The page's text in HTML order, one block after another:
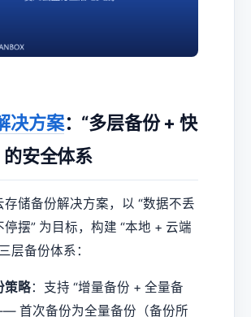
决方案：“多层备份 + 快
的安全体系
存储备份解决方案，以 “数据不丢
摆” 为目标，构建 “本地 + 云端
层备份体系：
策略：支持 “增量备份 + 全量备
首次备份为全量备份（备份所